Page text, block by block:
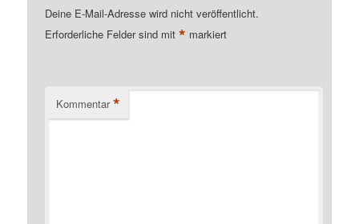
Deine E-Mail-Adresse wird nicht veröffentlicht.
Erforderliche Felder sind mit* markiert
Kommentar *